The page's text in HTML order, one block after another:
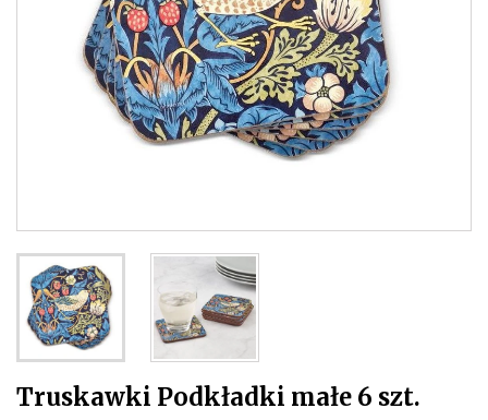
Truskawki Podkładki małe 6 szt.